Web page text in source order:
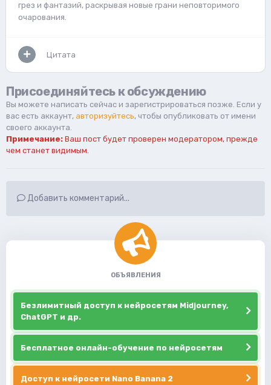
грез и фантазий, раскрывая новые грани неповторимого
очарования.
Цитата
Присоединяйтесь к обсуждению
Вы можете написать сейчас и зарегистрироваться позже. Если у
вас есть аккаунт, авторизуйтесь, чтобы опубликовать от имени
своего аккаунта.
Примечание: Ваш пост будет проверен модератором, прежде
чем станет видимым.
Добавить комментарий...
ОБЪЯВЛЕНИЯ
Безлимитный доступ к нейросетям Midjourney,
ChatGPT и др.
Бесплатное онлайн-обучение по нейросетям
Доступ к нейросети Nano Banana 2